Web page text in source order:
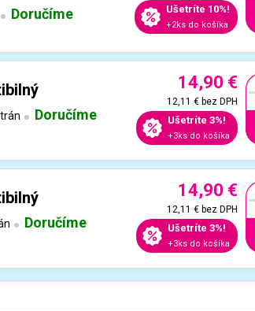
Doručíme
Ušetríte 10%!
+2ks do košíka
Doručíme
14,90 €
12,11 €bez DPH
Ušetríte 3%!
+3ks do košíka
Doručíme
14,90 €
12,11 €bez DPH
Ušetríte 3%!
+3ks do košíka